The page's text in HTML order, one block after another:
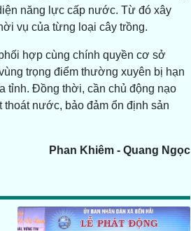
năng lực cấp nước. Từ đó xây
vụ của từng loại cây trồng.
hợp cùng chính quyền cơ sở
trọng điểm thường xuyên bị hạn
tỉnh. Đồng thời, cần chủ động nạo
nước, bảo đảm ổn định sản
Phan Khiêm - Quang Ngọc